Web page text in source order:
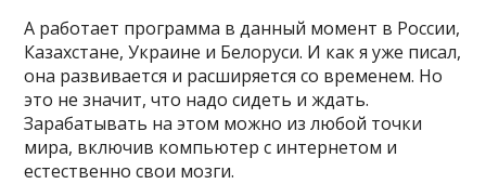
А работает программа в данный момент в России,
Казахстане, Украине и Белоруси. И как я уже писал,
она развивается и расширяется со временем. Но
это не значит, что надо сидеть и ждать.
Зарабатывать на этом можно из любой точки
мира, включив компьютер с интернетом и
естественно свои мозги.